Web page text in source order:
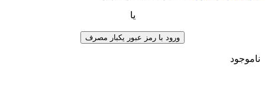
یا
ورود با رمز عبور یکبار مصرف
ناموجود